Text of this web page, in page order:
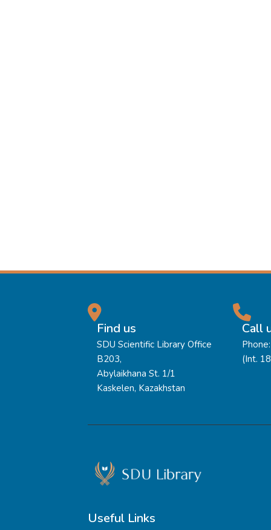
Find us
SDU Scientific Library Office
B203,
Abylaikhana St. 1/1
Kaskelen, Kazakhstan
Call
(Int.
Useful Links